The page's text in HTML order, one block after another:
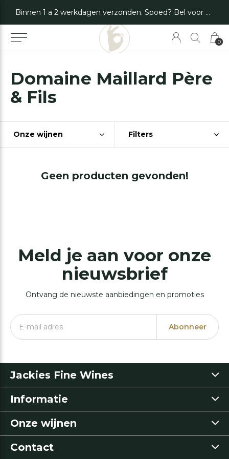
0
Binnen 1 a 2 werkdagen verzonden. Spoed? Bel voor de mogelijkheden.
Domaine Maillard Père
& Fils
Onze wijnen Filters
Geen producten gevonden!
Meld je aan voor onze
nieuwsbrief
Ontvang de nieuwste aanbiedingen en promoties
Abonneer
Jackies Fine Wines
Informatie
Onze wijnen
Contact